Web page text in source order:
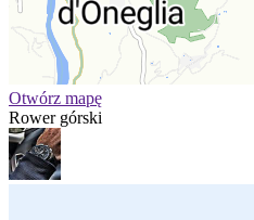
Otwórz mapę
Rower górski